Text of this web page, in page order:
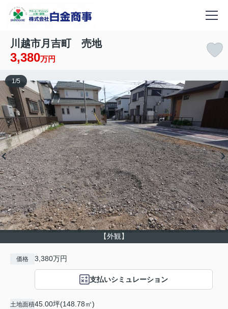
川越市月吉町 売地
3,380万円
【外観】
1 /5
価格 3,380万円
支払いシミュレーション
土地面積45.00坪(148.78㎡)